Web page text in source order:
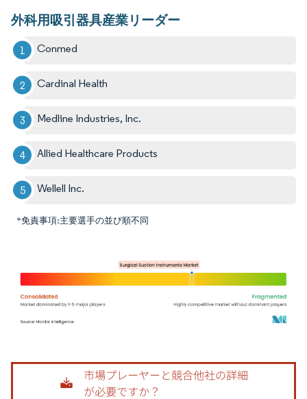
外科用吸引器具産業リーダー
Conmed
Cardinal Health
Medline Industries, Inc.
Allied Healthcare Products
Wellell Inc.
*免責事項:主要選手の並び順不同
画像 © Mordor Intelligence。再利用にはCC BY 4.0の表示が必要です。